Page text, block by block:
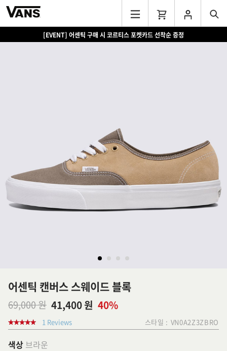
[EVENT] 어센틱 구매 시 코르티스 포켓카드 선착순 증정
어센틱 캔버스 스웨이드 블록
69,000 원 41,400 원 40%
1 Reviews 스타일 : VN0A2Z3ZBRO
색상 브라운